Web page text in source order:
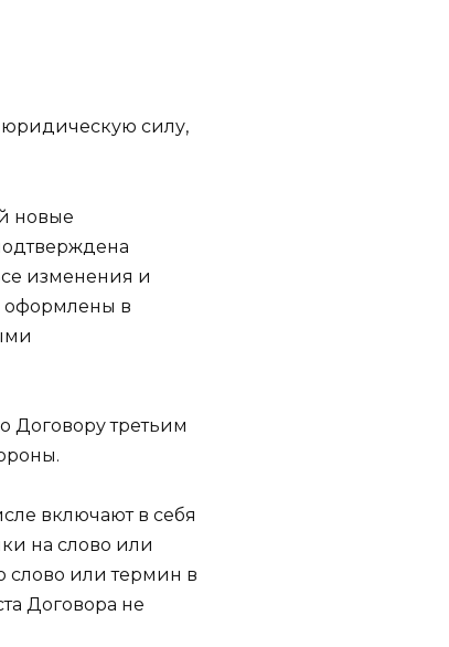
юридическую силу,
новые
изменения и
оформлены в
Договору третьим
включают в себя
на слово или
слово или термин в
Договора не